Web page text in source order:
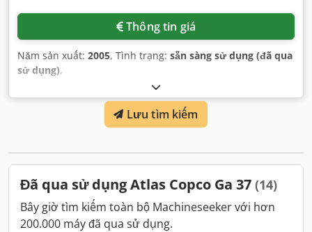
Thông tin giá
Năm sản xuất: 2005, Tình trạng: sẵn sàng sử dụng (đã qua
sử dụng),
Lưu tìm kiếm
Đã qua sử dụng Atlas Copco Ga 37 (14)
Bây giờ tìm kiếm toàn bộ Machineseeker với hơn
200.000 máy đã qua sử dụng.